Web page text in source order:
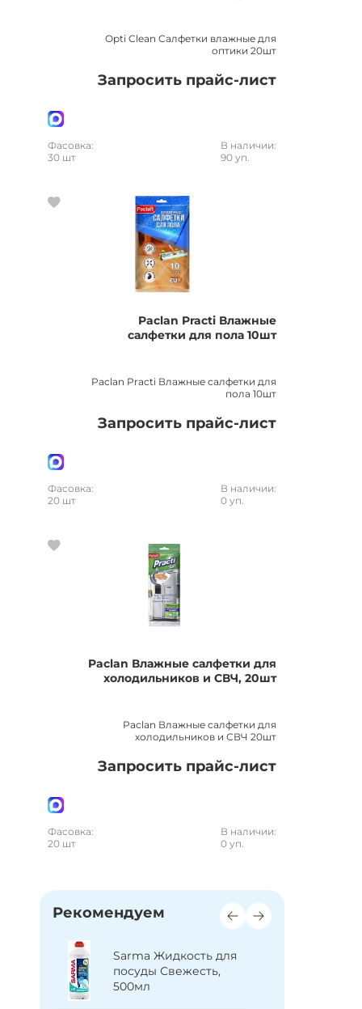
Opti Clean Салфетки влажные для
оптики 20шт
Запросить прайс-лист
Фасовка:
30 шт
В наличии:
90 уп.
Paclan Practi Влажные
салфетки для пола 10шт
Paclan Practi Влажные салфетки для
пола 10шт
Запросить прайс-лист
Фасовка:
20 шт
В наличии:
0 уп.
Paclan Влажные салфетки для
холодильников и СВЧ, 20шт
Paclan Влажные салфетки для
холодильников и СВЧ 20шт
Запросить прайс-лист
Фасовка:
20 шт
В наличии:
0 уп.
Рекомендуем
Sarma Жидкость для
посуды Свежесть,
500мл